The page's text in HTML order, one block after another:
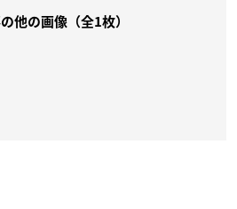
他の画像（全1枚）